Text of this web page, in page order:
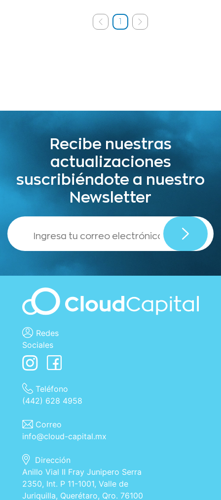
1
Recibe nuestras
actualizaciones
suscribiéndote a nuestro
Newsletter
,
Redes
Sociales
Teléfono
(442) 628 4958
Correo
info@cloud-capital.mx
Dirección
Anillo Vial II Fray Junipero Serra
2350, Int. P 11-1001, Valle de
Juriquilla, Querétaro, Qro. 76100